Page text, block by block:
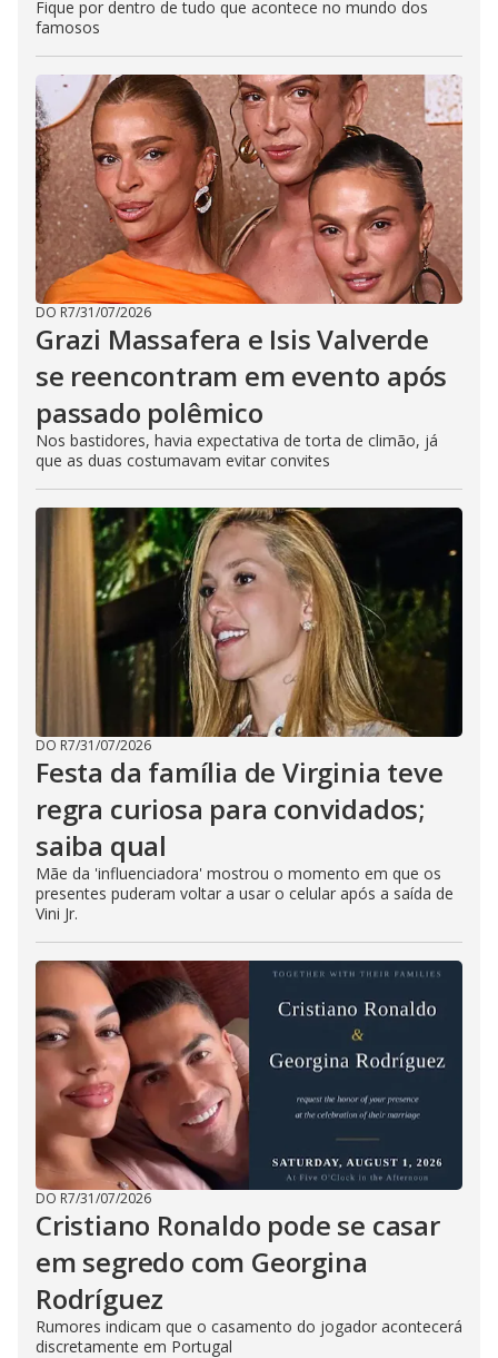
Fique por dentro de tudo que acontece no mundo dos
famosos
DO R7/31/07/2026
Grazi Massafera e Isis Valverde
se reencontram em evento após
passado polêmico
Nos bastidores, havia expectativa de torta de climão, já
que as duas costumavam evitar convites
DO R7/31/07/2026
Festa da família de Virginia teve
regra curiosa para convidados;
saiba qual
Mãe da 'influenciadora' mostrou o momento em que os
presentes puderam voltar a usar o celular após a saída de
Vini Jr.
DO R7/31/07/2026
Cristiano Ronaldo pode se casar
em segredo com Georgina
Rodríguez
Rumores indicam que o casamento do jogador acontecerá
discretamente em Portugal